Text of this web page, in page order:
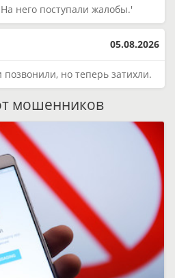
него поступали жалобы.'
05.08.2026
но теперь затихли.
мошенников